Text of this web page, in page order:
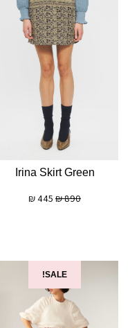
Irina Skirt Green
890
₪
445
₪
SALE!